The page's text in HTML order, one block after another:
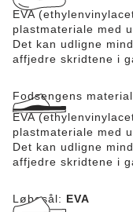
EVA
plastmateriale med
Det kan udligne
affjedre skridtene i
Fodsengens
EVA
plastmateriale med
Det kan udligne
affjedre skridtene i
Løbesål: EVA